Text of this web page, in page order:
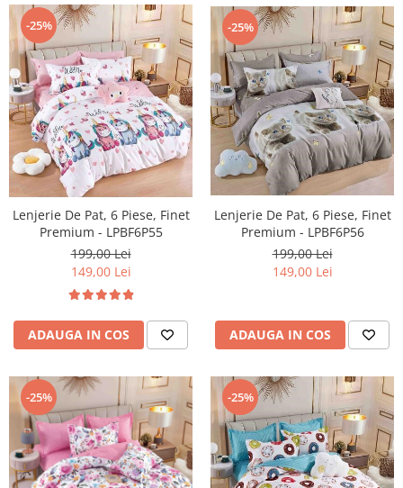
-25%
Lenjerie De Pat, 6 Piese, Finet
Premium - LPBF6P55
199,00 Lei
149,00 Lei
ADAUGA IN COS
-25%
Lenjerie De Pat, 6 Piese, Finet
Premium - LPBF6P56
199,00 Lei
149,00 Lei
ADAUGA IN COS
-25% -25%